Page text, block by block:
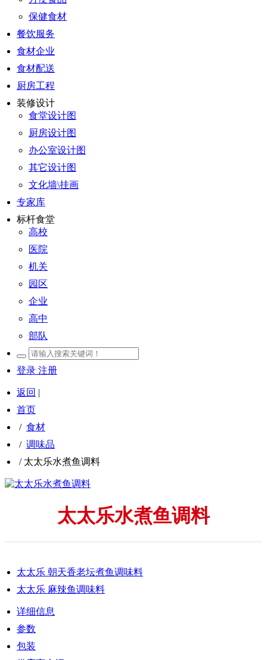
保健食材
餐饮服务
食材企业
食材配送
厨房工程
装修设计
食堂设计图
厨房设计图
办公室设计图
其它设计图
文化墙\挂画
专家库
标杆食堂
高校
医院
机关
园区
企业
高中
部队
登录 注册
返回 |
首页
/ 食材
/ 调味品
/ 太太乐水煮鱼调料
太太乐水煮鱼调料
太太乐 朝天香老坛煮鱼调味料
太太乐 麻辣鱼调味料
详细信息
参数
包装